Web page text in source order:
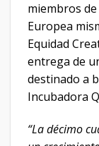
miembros
Europea
Equidad
entrega de
destinado a
Incubadora
“La décimo